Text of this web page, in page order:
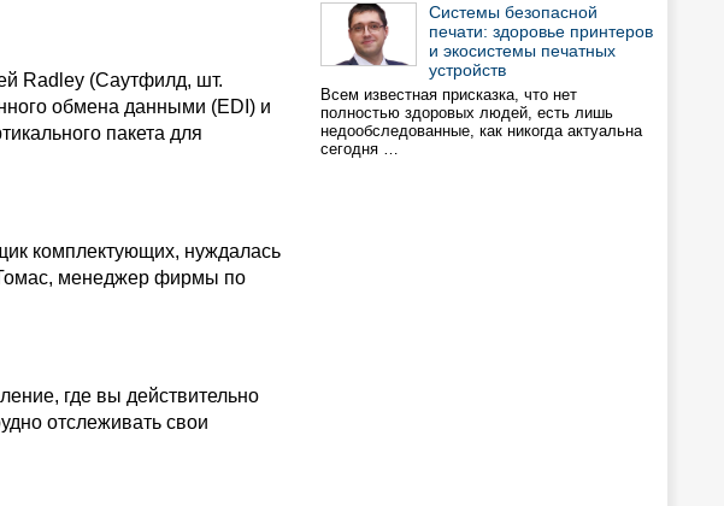
Radley (Саутфилд, шт.
обмена данными (EDI) и
пакета для
комплектующих, нуждалась
Томас, менеджер фирмы по
где вы действительно
отслеживать свои
Системы безопасной
печати: здоровье принтеров
и экосистемы печатных
устройств
Всем известная присказка, что нет
полностью здоровых людей, есть лишь
недообследованные, как никогда актуальна
сегодня …